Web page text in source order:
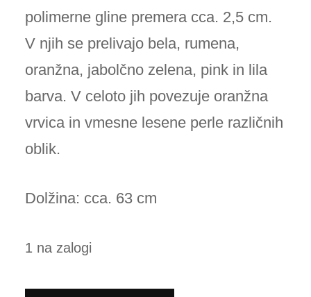
polimerne gline premera cca. 2,5 cm.
V njih se prelivajo bela, rumena,
oranžna, jabolčno zelena, pink in lila
barva. V celoto jih povezuje oranžna
vrvica in vmesne lesene perle različnih
oblik.
Dolžina: cca. 63 cm
1 na zalogi